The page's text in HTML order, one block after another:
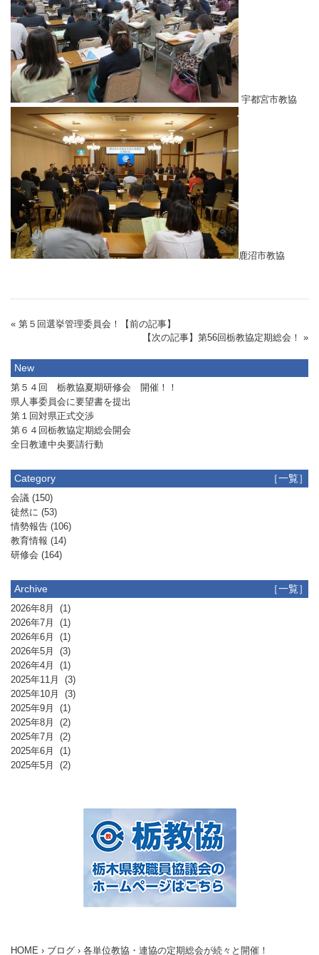
宇都宮市教協
鹿沼市教協
« 第５回選挙管理委員会！【前の記事】
【次の記事】第56回栃教協定期総会！ »
New
第５４回 栃教協夏期研修会 開催！！
県人事委員会に要望書を提出
第１回対県正式交渉
第６４回栃教協定期総会開会
全日教連中央要請行動
Category ［一覧］
会議 (150)
徒然に (53)
情勢報告 (106)
教育情報 (14)
研修会 (164)
Archive ［一覧］
2026年8月
(1)
2026年7月
(1)
2026年6月
(1)
2026年5月
(3)
2026年4月
(1)
2025年11月
(3)
2025年10月
(3)
2025年9月
(1)
2025年8月
(2)
2025年7月
(2)
2025年6月
(1)
2025年5月
(2)
HOME › ブログ › 各単位教協・連協の定期総会が続々と開催！